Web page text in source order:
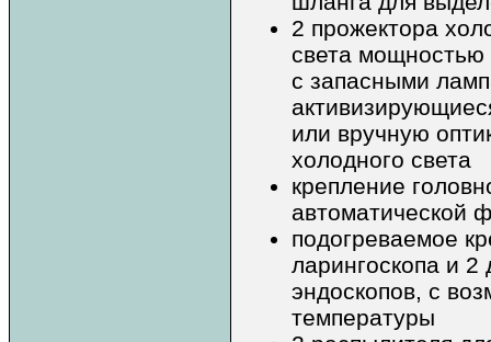
2 прожектора
света мощностью
с запасными
или вручную
холодного света
крепление
автоматической
подогреваемое
ларингоскопа и 2
эндоскопов, с
температуры